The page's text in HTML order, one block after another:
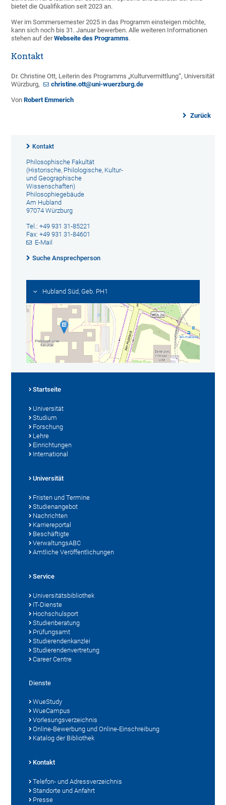
bietet die Qualifikation seit 2023 an.
Wer im Sommersemester 2025 in das Programm einsteigen möchte,
kann sich noch bis 31. Januar bewerben. Alle weiteren Informationen
stehen auf derWebseite des Programms.
Kontakt
Dr. Christine Ott, Leiterin des Programms „Kulturvermittlung“, Universität
Würzburg,
christine.ott@uni-wuerzburg.de
VonRobert Emmerich
Zurück
Kontakt
Philosophische Fakultät
(Historische, Philologische, Kultur-
und Geographische
Wissenschaften)
Philosophiegebäude
Am Hubland
97074 Würzburg
Tel.: +49 931 31-85221
Fax: +49 931 31-84601
E-Mail
Suche Ansprechperson
Hubland Süd, Geb. PH1
Startseite
Universität
Studium
Forschung
Lehre
Einrichtungen
International
Universität
Fristen und Termine
Studienangebot
Nachrichten
Karriereportal
Beschäftigte
VerwaltungsABC
Amtliche Veröffentlichungen
Service
Universitätsbibliothek
IT-Dienste
Hochschulsport
Studienberatung
Prüfungsamt
Studierendenkanzlei
Studierendenvertretung
Career Centre
Dienste
WueStudy
WueCampus
Vorlesungsverzeichnis
Online-Bewerbung und Online-Einschreibung
Katalog der Bibliothek
Kontakt
Telefon- und Adressverzeichnis
Standorte und Anfahrt
Presse